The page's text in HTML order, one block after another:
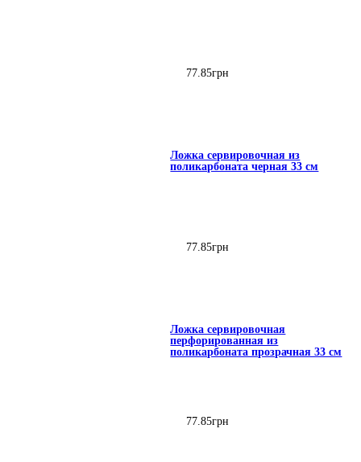
77.85грн
Ложка сервировочная из
поликарбоната черная 33 см
77.85грн
Ложка сервировочная
перфорированная из
поликарбоната прозрачная 33 см
77.85грн